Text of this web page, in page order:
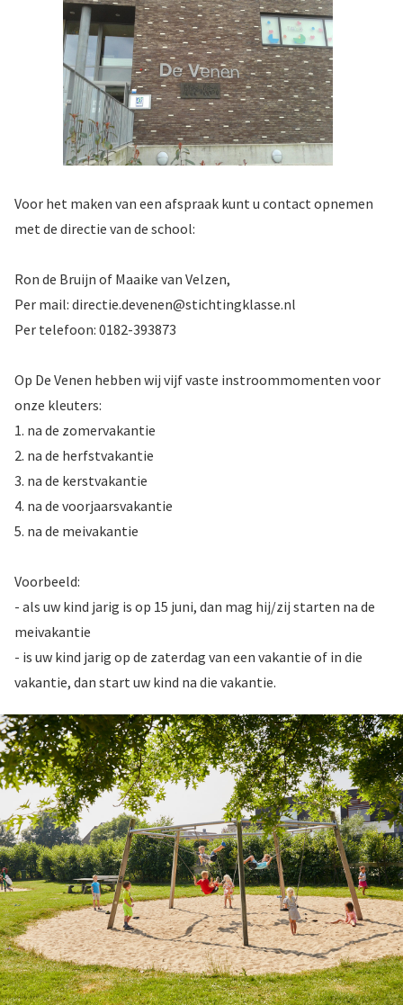
Voor het maken van een afspraak kunt u contact opnemen
met de directie van de school:
Ron de Bruijn of Maaike van Velzen,
Per mail: directie.devenen@stichtingklasse.nl
Per telefoon: 0182-393873
Op De Venen hebben wij vijf vaste instroommomenten voor
onze kleuters:
1. na de zomervakantie
2. na de herfstvakantie
3. na de kerstvakantie
4. na de voorjaarsvakantie
5. na de meivakantie
Voorbeeld:
- als uw kind jarig is op 15 juni, dan mag hij/zij starten na de
meivakantie
- is uw kind jarig op de zaterdag van een vakantie of in die
vakantie, dan start uw kind na die vakantie.